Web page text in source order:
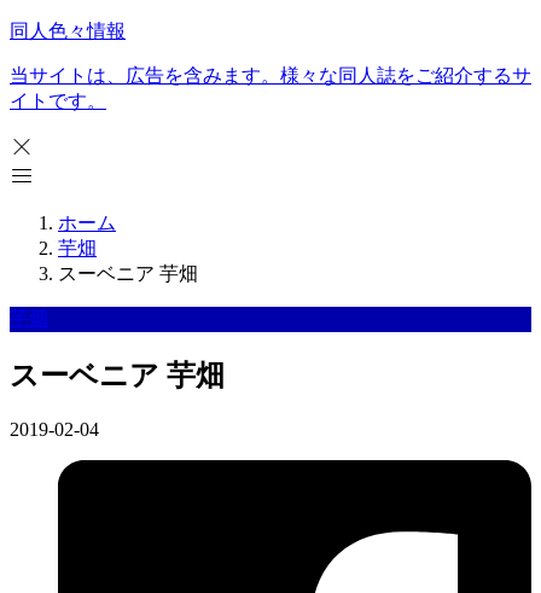
同人色々情報
当サイトは、広告を含みます。様々な同人誌をご紹介するサ
イトです。
ホーム
芋畑
スーベニア 芋畑
芋畑
スーベニア 芋畑
2019-02-04